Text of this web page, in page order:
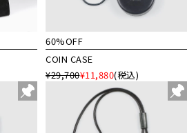
60%OFF
COIN CASE
¥29,700¥11,880(税込)